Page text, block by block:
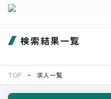
検索結果一覧
TOP 求人一覧